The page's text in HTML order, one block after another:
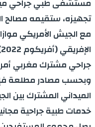
مستشفى طبي جراحي
تجهيزه، ستقيمه مصالح
مع الجيش الأمريكي
جراحي مشترك مغربي أمريكي
وبحسب مصادر مطلعة
الميداني المشترك بين
خدمات طبية جراحية